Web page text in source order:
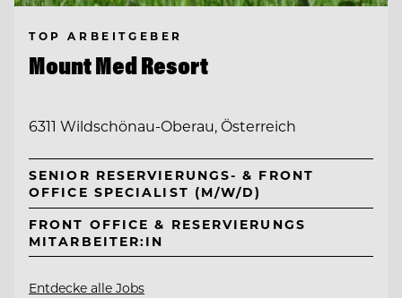
TOP ARBEITGEBER
Mount Med Resort
6311 Wildschönau-Oberau, Österreich
SENIOR RESERVIERUNGS- & FRONT
OFFICE SPECIALIST (M/W/D)
FRONT OFFICE & RESERVIERUNGS
MITARBEITER:IN
Entdecke alle Jobs